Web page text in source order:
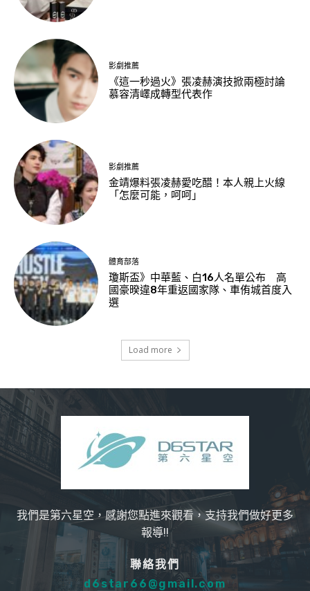
影劇推薦
《這一秒過火》張凌赫演技掀兩極討論
慕容清嶧成轉型代表作
影劇推薦
金靖爆料張凌赫愛吃醋！本人親上火線
「怎麼可能，呵呵」
體育部落
瓊斯盃》中華藍、白16人名單公布 高
國豪暌違8年重返國家隊、車侑城首度入
選
Load more
我們是第六星空，感謝您點進來觀看，支持我們做好更多
報導!!
聯絡我們
d6star66@gmail.com